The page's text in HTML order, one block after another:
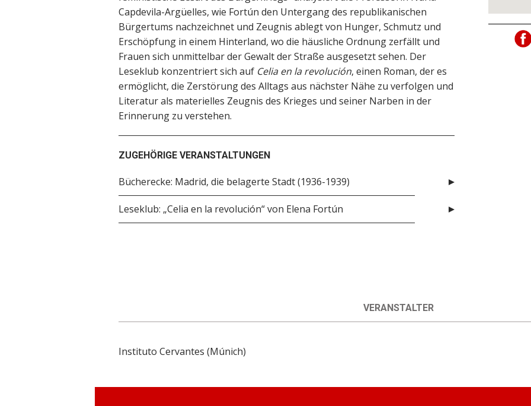
Capdevila-Argüelles, wie Fortún den Untergang des republikanischen
Bürgertums nachzeichnet und Zeugnis ablegt von Hunger, Schmutz und
Erschöpfung in einem Hinterland, wo die häusliche Ordnung zerfällt und
Frauen sich unmittelbar der Gewalt der Straße ausgesetzt sehen. Der
Leseklub konzentriert sich auf Celia en la revolución, einen Roman, der es
ermöglicht, die Zerstörung des Alltags aus nächster Nähe zu verfolgen und
Literatur als materielles Zeugnis des Krieges und seiner Narben in der
Erinnerung zu verstehen.
ZUGEHÖRIGE VERANSTALTUNGEN
Bücherecke: Madrid, die belagerte Stadt (1936-1939)
Leseklub: „Celia en la revolución“ von Elena Fortún
VERANSTALTER
Instituto Cervantes (Múnich)